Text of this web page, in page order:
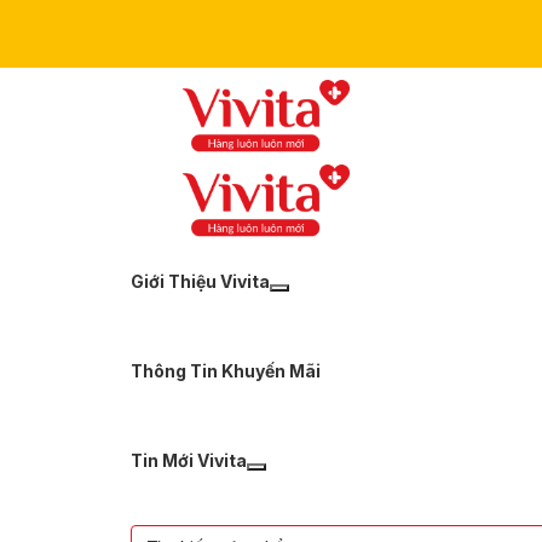
Giới Thiệu Vivita
Thông Tin Khuyến Mãi
Tin Mới Vivita